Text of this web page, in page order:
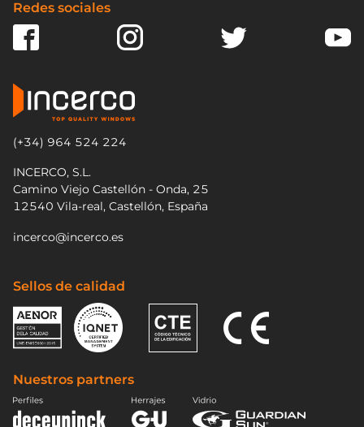
Redes sociales
(+34) 964 524 224
INCERCO, S.L.
Camino Viejo Castellón - Onda, 25
12540 Vila-real, Castellón, España
incerco@incerco.es
Sellos de calidad
Nuestros partners